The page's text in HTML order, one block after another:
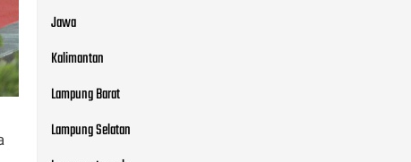
Jawa
Kalimantan
Lampung Barat
Lampung Selatan